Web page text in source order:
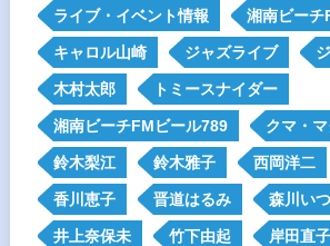
ライブ・イベント情報 湘南ビーチ
キャロル山崎 ジャズライブ
木村太郎 トミースナイダー
湘南ビーチFMビール789 クマ・
鈴木梨江 鈴木雅子 西岡洋二
香川恵子 晋道はるみ 森川い
井上奈保未 竹下由起 岸田直子